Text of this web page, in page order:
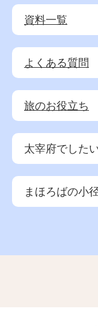
資料一覧
よくある質問
旅のお役立ち
太宰府でした
まほろばの小